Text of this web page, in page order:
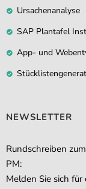
Ursachenanalyse
SAP Plantafel
App- und
NEWSLETTER
Rundschreiben
PM:
Melden Sie sich für